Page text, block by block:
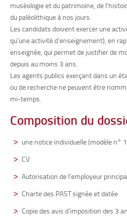
muséologie et du patrimoine, de
du paléolithique à nos jours.
Les candidats doivent exercer une
qu’une activité d’enseignement), en
enseignée, qui permet de justifier de
depuis au moins 3 ans.
Les agents publics exerçant dans un
ou de recherche ne peuvent être
mi-temps.
Composition du
une notice individuelle (modèle n°
CV
Autorisation de l’employeur
Charte des PAST signée et datée
Copie des avis d’imposition des 3